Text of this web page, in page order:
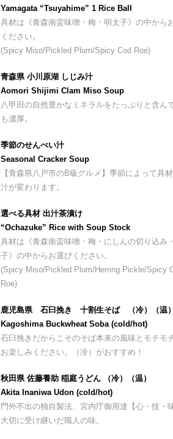
Yamagata “Tsuyahime” 1 Rice Ball
具材は《青森南蛮味噌・梅・明太子》の中から
ください。
(Spicy Miso/Pickled Plum/Spicy Cod Roe)
青森県 小川原湖 しじみ汁
Aomori Shijimi Clam Miso Soup
八甲田の自然豊かなミネラルをたっぷりと含ん
も濃厚。
季節のせんべい汁
Seasonal Cracker Soup
【青森県八戸市のB級グルメ】季節によって具
汁が変わります。
選べる具材 出汁茶漬け
“Ochazuke” Rice with Soup Stock
具材は《青森南蛮味噌・梅・にしんの切り込み
子》の中からお選びください。
(Spicy Miso/Pickled Plum/Herring Pickle/Spicy
Roe)
鹿児島県 石臼挽き 十割生そば （冷）（温）
Kagoshima Buckwheat Soba (cold/hot)
石臼挽きだからこそのそば本来の風味とモチモ
お楽しみください。（冷）がおすすめ！
秋田県 佐藤養助 稲庭うどん （冷）（温）
Akita Inaniwa Udon (cold/hot)
門外不出の独自製法、宮内庁御用達【心・技・
大切に受け継いだ職人の味。